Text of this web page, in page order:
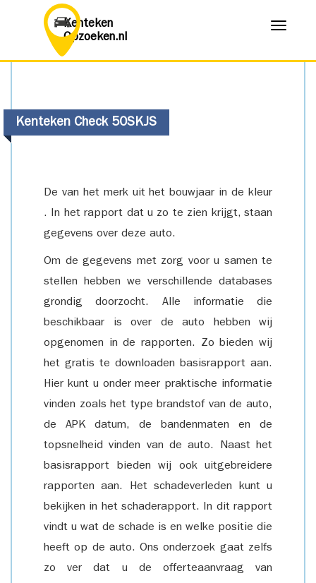
Kenteken
Opzoeken.nl
Menu
Kenteken Check 50SKJS
De van het merk uit het bouwjaar in de kleur
. In het rapport dat u zo te zien krijgt, staan
gegevens over deze auto.
Om de gegevens met zorg voor u samen te
stellen hebben we verschillende databases
grondig doorzocht. Alle informatie die
beschikbaar is over de auto hebben wij
opgenomen in de rapporten. Zo bieden wij
het gratis te downloaden basisrapport aan.
Hier kunt u onder meer praktische informatie
vinden zoals het type brandstof van de auto,
de APK datum, de bandenmaten en de
topsnelheid vinden van de auto. Naast het
basisrapport bieden wij ook uitgebreidere
rapporten aan. Het schadeverleden kunt u
bekijken in het schaderapport. In dit rapport
vindt u wat de schade is en welke positie die
heeft op de auto. Ons onderzoek gaat zelfs
zo ver dat u de offerteaanvraag van